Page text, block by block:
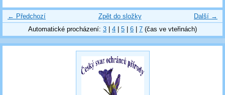
← Předchozí Další →
Zpět do složky
Automatické procházení: 3 4 5 6 7 (čas ve vteřinách)